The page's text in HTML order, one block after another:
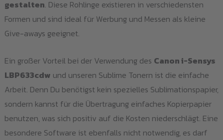
gestalten. Diese Rohlinge existieren in verschiedensten
Formen und sind ideal für Werbung und Messen als kleine
Give-aways geeignet.
Ein großer Vorteil bei der Verwendung des Canon i-Sensys
LBP633cdw und unseren Sublime Tonern ist die einfache
Arbeit. Denn Du benötigst kein spezielles Sublimationspapier,
sondern kannst für die Übertragung einfaches Kopierpapier
benutzen, was sich positiv auf die Kosten niederschlägt. Eine
besondere Software ist ebenfalls nicht notwendig, es darf